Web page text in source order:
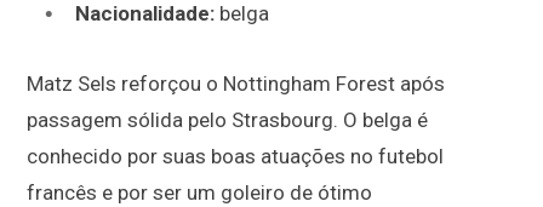
Nacionalidade: belga
Matz Sels reforçou o Nottingham Forest após
passagem sólida pelo Strasbourg. O belga é
conhecido por suas boas atuações no futebol
francês e por ser um goleiro de ótimo